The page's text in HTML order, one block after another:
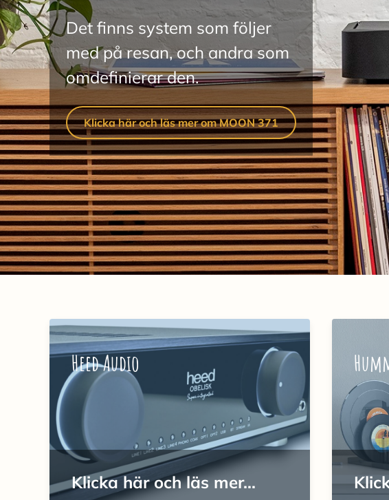
Det finns system som följer
med på resan, och andra som
omdefinierar den.
Klicka här och läs mer om MOON 371
Heed Audio
Klicka här och läs mer...